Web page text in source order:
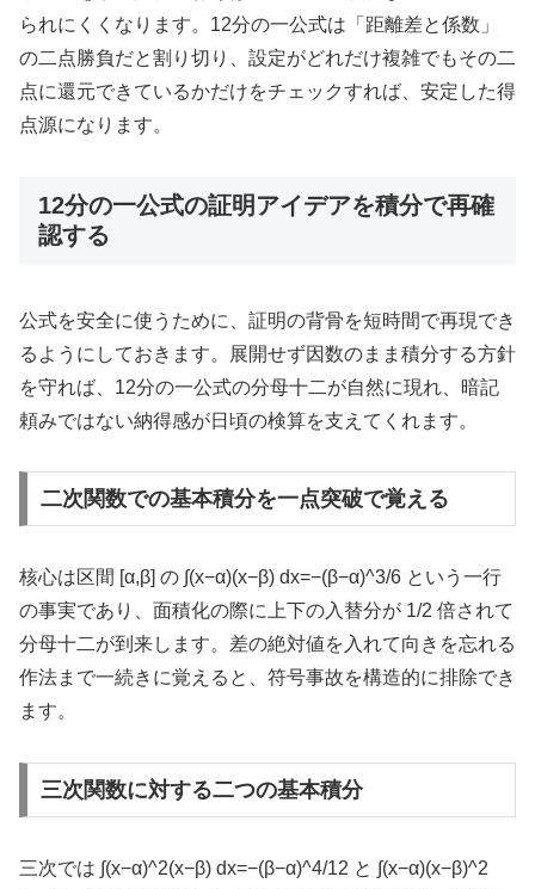
られにくくなります。12分の一公式は「距離差と係数」
の二点勝負だと割り切り、設定がどれだけ複雑でもその二
点に還元できているかだけをチェックすれば、安定した得
点源になります。
12分の一公式の証明アイデアを積分で再確
認する
公式を安全に使うために、証明の背骨を短時間で再現でき
るようにしておきます。展開せず因数のまま積分する方針
を守れば、12分の一公式の分母十二が自然に現れ、暗記
頼みではない納得感が日頃の検算を支えてくれます。
二次関数での基本積分を一点突破で覚える
核心は区間 [α,β] の ∫(x−α)(x−β) dx=−(β−α)^3/6 という一行
の事実であり、面積化の際に上下の入替分が 1/2 倍されて
分母十二が到来します。差の絶対値を入れて向きを忘れる
作法まで一続きに覚えると、符号事故を構造的に排除でき
ます。
三次関数に対する二つの基本積分
三次では ∫(x−α)^2(x−β) dx=−(β−α)^4/12 と ∫(x−α)(x−β)^2